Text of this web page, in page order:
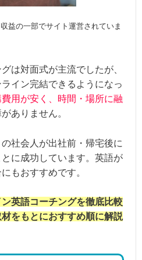
益の一部でサイト運営されていま
は対面式が主流でしたが、
イン完結できるようになっ
費用が安く、時間・場所に融
ありません。
社会人が出社前・帰宅後に
に成功しています。英語が
もおすすめです。
英語コーチングを徹底比較
をもとにおすすめ順に解説